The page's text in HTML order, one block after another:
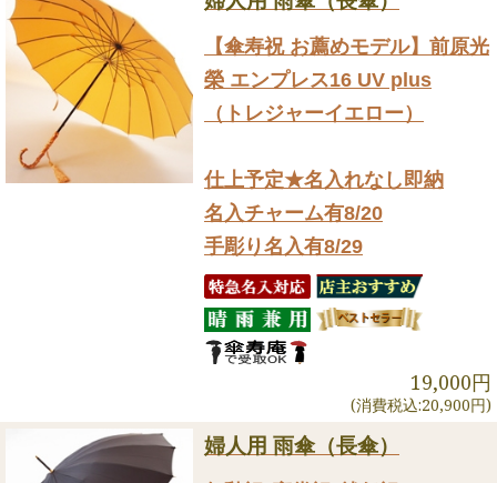
【傘寿祝 お薦めモデル】前原光
榮 エンプレス16 UV plus
（トレジャーイエロー）
仕上予定★名入れなし即納
名入チャーム有8/20
手彫り名入有8/29
19,000円
(消費税込:20,900円)
婦人用 雨傘（長傘）